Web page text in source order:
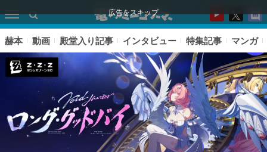
広告をスキップ
赫本 動画 殿堂入り記事 インタビュー 特集記事 マンガ